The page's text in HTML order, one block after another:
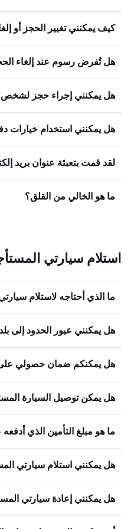
كيف يمكنني تغيير الحجز أو
هل تُفرض رسوم عند إلغاء
هل يمكنني إجراء حجز لشخص
هل يمكنني استخدام خيارات
لقد قمت بتعبئة عنوان بريد
ما هو الخالي من القلق؟
استلام سيارتي
ما الذي أحتاجه لاستلام
هل يمكنني عبور الحدود إلى
هل يمكنكم ضمان حصولي على
هل يمكن توصيل السيارة
ما هو مبلغ التأمين الذي
هل يمكنني استلام سيارتي
هل يمكنني إعادة سيارتي